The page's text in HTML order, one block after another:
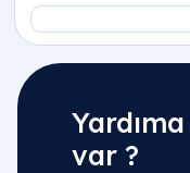
Yardıma
var ?